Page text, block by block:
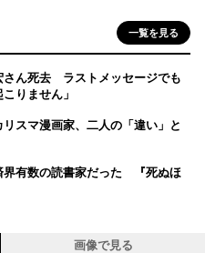
一覧を見る
さん死去 ラストメッセージでも
りません」
スマ漫画家、二人の「違い」と
界有数の読書家だった 『死ぬほ
画像で見る